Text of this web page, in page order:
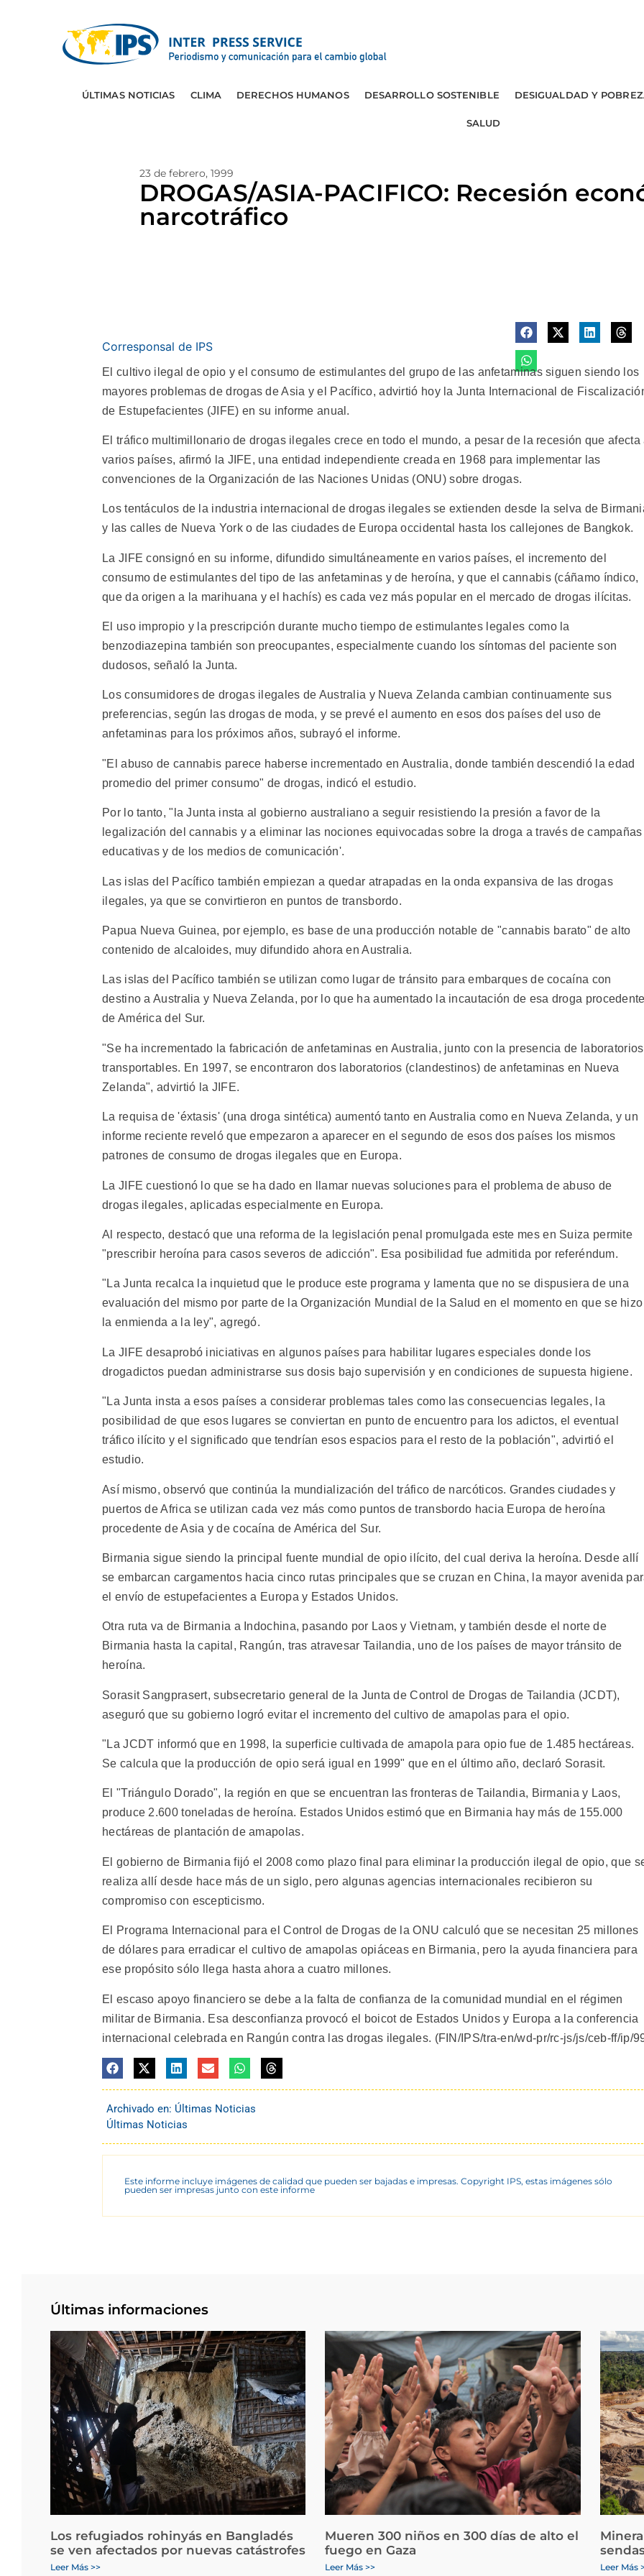
ÚLTIMAS NOTICIAS CLIMA DERECHOS HUMANOS DESARROLLO SOSTENIBLE DESIGUALDAD Y
SALUD
23 de febrero, 1999
DROGAS/ASIA-PACIFICO: Recesión
narcotráfico
Corresponsal de IPS
El cultivo ilegal de opio y el consumo de estimulantes del grupo de las anfetaminas siguen siendo los
mayores problemas de drogas de Asia y el Pacífico, advirtió hoy la Junta Internacional de
de Estupefacientes (JIFE) en su informe anual.
El tráfico multimillonario de drogas ilegales crece en todo el mundo, a pesar de la recesión que afecta
varios países, afirmó la JIFE, una entidad independiente creada en 1968 para implementar las
convenciones de la Organización de las Naciones Unidas (ONU) sobre drogas.
Los tentáculos de la industria internacional de drogas ilegales se extienden desde la selva de
y las calles de Nueva York o de las ciudades de Europa occidental hasta los callejones de Bangkok.
La JIFE consignó en su informe, difundido simultáneamente en varios países, el incremento del
consumo de estimulantes del tipo de las anfetaminas y de heroína, y que el cannabis (cáñamo índico,
que da origen a la marihuana y el hachís) es cada vez más popular en el mercado de drogas ilícitas.
El uso impropio y la prescripción durante mucho tiempo de estimulantes legales como la
benzodiazepina también son preocupantes, especialmente cuando los síntomas del paciente son
dudosos, señaló la Junta.
Los consumidores de drogas ilegales de Australia y Nueva Zelanda cambian continuamente sus
preferencias, según las drogas de moda, y se prevé el aumento en esos dos países del uso de
anfetaminas para los próximos años, subrayó el informe.
"El abuso de cannabis parece haberse incrementado en Australia, donde también descendió la edad
promedio del primer consumo" de drogas, indicó el estudio.
Por lo tanto, "la Junta insta al gobierno australiano a seguir resistiendo la presión a favor de la
legalización del cannabis y a eliminar las nociones equivocadas sobre la droga a través de campañas
educativas y de los medios de comunicación'.
Las islas del Pacífico también empiezan a quedar atrapadas en la onda expansiva de las drogas
ilegales, ya que se convirtieron en puntos de transbordo.
Papua Nueva Guinea, por ejemplo, es base de una producción notable de "cannabis barato" de alto
contenido de alcaloides, muy difundido ahora en Australia.
Las islas del Pacífico también se utilizan como lugar de tránsito para embarques de cocaína con
destino a Australia y Nueva Zelanda, por lo que ha aumentado la incautación de esa droga
de América del Sur.
"Se ha incrementado la fabricación de anfetaminas en Australia, junto con la presencia de laboratorios
transportables. En 1997, se encontraron dos laboratorios (clandestinos) de anfetaminas en Nueva
Zelanda", advirtió la JIFE.
La requisa de 'éxtasis' (una droga sintética) aumentó tanto en Australia como en Nueva Zelanda, y un
informe reciente reveló que empezaron a aparecer en el segundo de esos dos países los mismos
patrones de consumo de drogas ilegales que en Europa.
La JIFE cuestionó lo que se ha dado en llamar nuevas soluciones para el problema de abuso de
drogas ilegales, aplicadas especialmente en Europa.
Al respecto, destacó que una reforma de la legislación penal promulgada este mes en Suiza permite
"prescribir heroína para casos severos de adicción". Esa posibilidad fue admitida por referéndum.
"La Junta recalca la inquietud que le produce este programa y lamenta que no se dispusiera de una
evaluación del mismo por parte de la Organización Mundial de la Salud en el momento en que se hizo
la enmienda a la ley", agregó.
La JIFE desaprobó iniciativas en algunos países para habilitar lugares especiales donde los
drogadictos puedan administrarse sus dosis bajo supervisión y en condiciones de supuesta higiene.
"La Junta insta a esos países a considerar problemas tales como las consecuencias legales, la
posibilidad de que esos lugares se conviertan en punto de encuentro para los adictos, el eventual
tráfico ilícito y el significado que tendrían esos espacios para el resto de la población", advirtió el
estudio.
Así mismo, observó que continúa la mundialización del tráfico de narcóticos. Grandes ciudades y
puertos de Africa se utilizan cada vez más como puntos de transbordo hacia Europa de heroína
procedente de Asia y de cocaína de América del Sur.
Birmania sigue siendo la principal fuente mundial de opio ilícito, del cual deriva la heroína. Desde allí
se embarcan cargamentos hacia cinco rutas principales que se cruzan en China, la mayor avenida
el envío de estupefacientes a Europa y Estados Unidos.
Otra ruta va de Birmania a Indochina, pasando por Laos y Vietnam, y también desde el norte de
Birmania hasta la capital, Rangún, tras atravesar Tailandia, uno de los países de mayor tránsito de
heroína.
Sorasit Sangprasert, subsecretario general de la Junta de Control de Drogas de Tailandia (JCDT),
aseguró que su gobierno logró evitar el incremento del cultivo de amapolas para el opio.
"La JCDT informó que en 1998, la superficie cultivada de amapola para opio fue de 1.485 hectáreas.
Se calcula que la producción de opio será igual en 1999" que en el último año, declaró Sorasit.
El "Triángulo Dorado", la región en que se encuentran las fronteras de Tailandia, Birmania y Laos,
produce 2.600 toneladas de heroína. Estados Unidos estimó que en Birmania hay más de 155.000
hectáreas de plantación de amapolas.
El gobierno de Birmania fijó el 2008 como plazo final para eliminar la producción ilegal de opio, que
realiza allí desde hace más de un siglo, pero algunas agencias internacionales recibieron su
compromiso con escepticismo.
El Programa Internacional para el Control de Drogas de la ONU calculó que se necesitan 25 millones
de dólares para erradicar el cultivo de amapolas opiáceas en Birmania, pero la ayuda financiera para
ese propósito sólo llega hasta ahora a cuatro millones.
El escaso apoyo financiero se debe a la falta de confianza de la comunidad mundial en el régimen
militar de Birmania. Esa desconfianza provocó el boicot de Estados Unidos y Europa a la conferencia
internacional celebrada en Rangún contra las drogas ilegales. (FIN/IPS/tra-en/wd-pr/rc-js/js/ceb-ff/ip/
Archivado en: Últimas Noticias
Últimas Noticias
Este informe incluye imágenes de calidad que pueden ser bajadas e impresas. Copyright IPS, estas imágenes sólo
pueden ser impresas junto con este informe
Últimas informaciones
Los refugiados rohinyás en Bangladés
se ven afectados por nuevas catástrofes
Leer Más >>
Mueren 300 niños en 300 días de alto el
fuego en Gaza
Leer Más >> Leer Más